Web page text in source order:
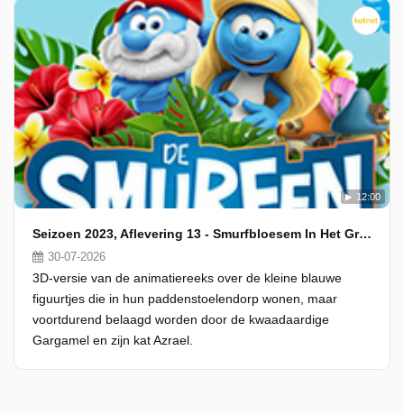
12:00
Seizoen 2023, Aflevering 13 - Smurfbloesem In Het Groen
30-07-2026
3D-versie van de animatiereeks over de kleine blauwe
figuurtjes die in hun paddenstoelendorp wonen, maar
voortdurend belaagd worden door de kwaadaardige
Gargamel en zijn kat Azrael.